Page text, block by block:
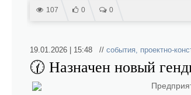
107 0 0
19.01.2026 | 15:48 // события, проектно-
🕜 Назначен новый